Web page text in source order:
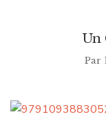
Un
Par